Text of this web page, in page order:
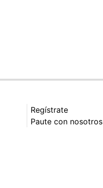
Regístrate
Paute con nosotros